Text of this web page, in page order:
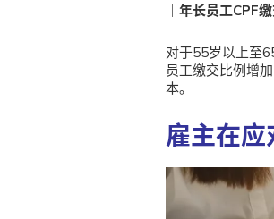
年长员工CPF
对于55岁以上至
员工缴交比例增
本。
雇主在